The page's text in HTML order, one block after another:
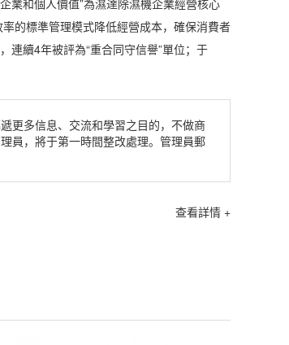
的標準管理模式降低經營成本，確保消費者
連續4年被評為“重合同守信譽”單位；于
更多信息、交流和學習之目的，不做商
員，將于第一時間整改處理。管理員郵
查看詳情 +